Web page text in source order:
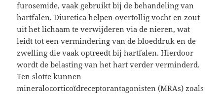
furosemide, vaak gebruikt bij de behandeling van
hartfalen. Diuretica helpen overtollig vocht en zout
uit het lichaam te verwijderen via de nieren, wat
leidt tot een vermindering van de bloeddruk en de
zwelling die vaak optreedt bij hartfalen. Hierdoor
wordt de belasting van het hart verder verminderd.
Ten slotte kunnen
mineralocorticoïdreceptorantagonisten (MRAs) zoals